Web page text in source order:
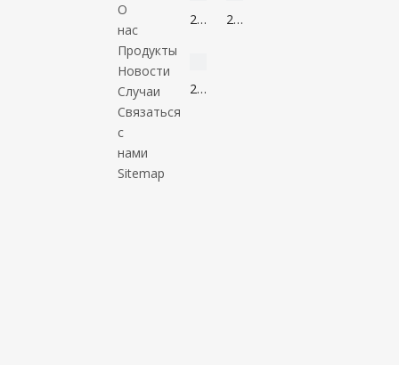
О
нас
Продукты
Новости
Случаи
Связаться
с
нами
Sitemap
2-
6
2-
2-